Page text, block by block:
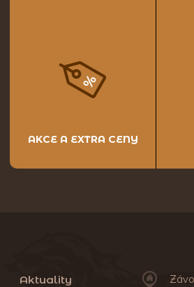
AKCE A EXTRA CENY
Aktuality